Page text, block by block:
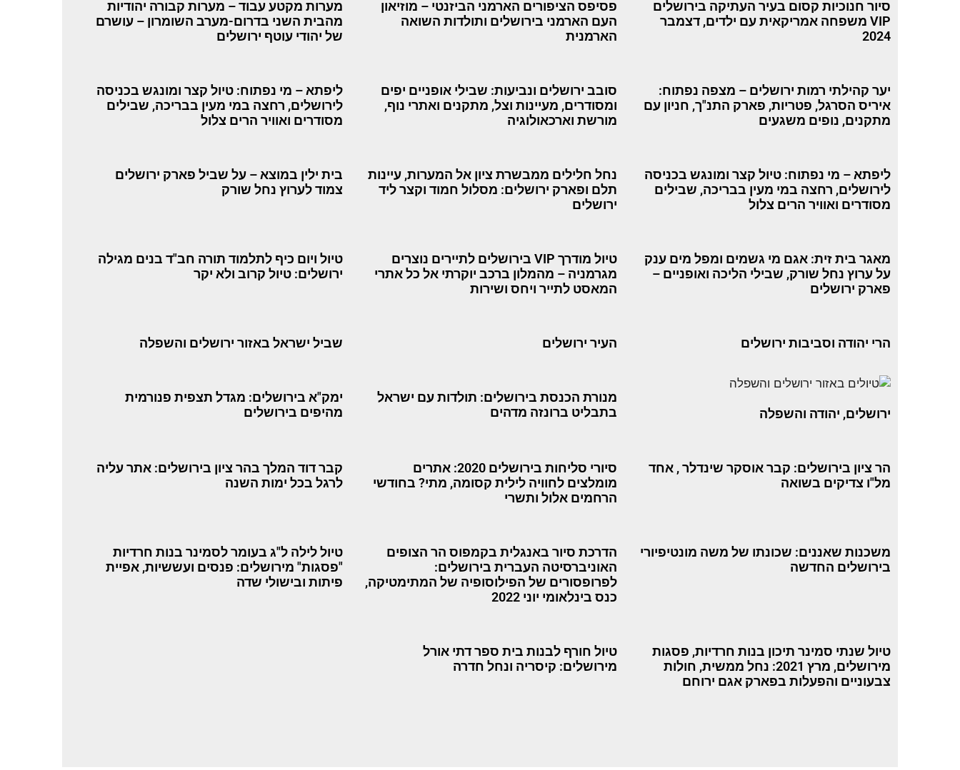
סיור חנוכיות קסום בעיר העתיקה בירושלים
VIP משפחה אמריקאית עם ילדים, דצמבר
2024
פסיפס הציפורים הארמני הביזנטי – מוזיאון
העם הארמני בירושלים ותולדות השואה
הארמנית
מערות מקטע עבוד – מערות קבורה יהודיות
מהבית השני בדרום-מערב השומרון – עושרם
של יהודי עוטף ירושלים
יער קהילתי רמות ירושלים – מצפה נפתוח:
איריס הסרגל, פטריות, פארק התנ"ך, חניון עם
מתקנים, נופים משגעים
סובב ירושלים ונביעות: שבילי אופניים יפים
ומסודרים, מעיינות וצל, מתקנים ואתרי נוף,
מורשת וארכאולוגיה
ליפתא – מי נפתוח: טיול קצר ומונגש בכניסה
לירושלים, רחצה במי מעין בבריכה, שבילים
מסודרים ואוויר הרים צלול
ליפתא – מי נפתוח: טיול קצר ומונגש בכניסה
לירושלים, רחצה במי מעין בבריכה, שבילים
מסודרים ואוויר הרים צלול
נחל חלילים ממבשרת ציון אל המערות, עיינות
תלם ופארק ירושלים: מסלול חמוד וקצר ליד
ירושלים
בית ילין במוצא – על שביל פארק ירושלים
צמוד לערוץ נחל שורק
מאגר בית זית: אגם מי גשמים ומפל מים ענק
על ערוץ נחל שורק, שבילי הליכה ואופניים –
פארק ירושלים
טיול מודרך VIP בירושלים לתיירים נוצרים
מגרמניה – מהמלון ברכב יוקרתי אל כל אתרי
המאסט לתייר ויחס ושירות
טיול ויום כיף לתלמוד תורה חב"ד בנים מגילה
ירושלים: טיול קרוב ולא יקר
הרי יהודה וסביבות ירושלים העיר ירושלים שביל ישראל באזור ירושלים והשפלה
ירושלים, יהודה והשפלה
מנורת הכנסת בירושלים: תולדות עם ישראל
בתבליט ברונזה מדהים
ימק"א בירושלים: מגדל תצפית פנורמית
מהיפים בירושלים
הר ציון בירושלים: קבר אוסקר שינדלר , אחד
מל"ו צדיקים בשואה
סיורי סליחות בירושלים 2020: אתרים
מומלצים לחוויה לילית קסומה, מתי? בחודשי
הרחמים אלול ותשרי
קבר דוד המלך בהר ציון בירושלים: אתר עליה
לרגל בכל ימות השנה
משכנות שאננים: שכונתו של משה מונטיפיורי
בירושלים החדשה
הדרכת סיור באנגלית בקמפוס הר הצופים
האוניברסיטה העברית בירושלים:
לפרופסורים של הפילוסופיה של המתימטיקה,
כנס בינלאומי יוני 2022
טיול לילה ל"ג בעומר לסמינר בנות חרדיות
"פסגות" מירושלים: פנסים ועששיות, אפיית
פיתות ובישולי שדה
טיול שנתי סמינר תיכון בנות חרדיות, פסגות
מירושלים, מרץ 2021: נחל ממשית, חולות
צבעוניים והפעלות בפארק אגם ירוחם
טיול חורף לבנות בית ספר דתי אורל
מירושלים: קיסריה ונחל חדרה